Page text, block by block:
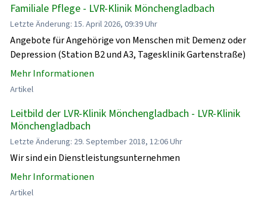
Familiale Pflege - LVR-Klinik Mönchengladbach
Letzte Änderung: 15. April 2026, 09:39 Uhr
Angebote für Angehörige von Menschen mit Demenz oder
Depression (Station B2 und A3, Tagesklinik Gartenstraße)
Mehr Informationen
Artikel
Leitbild der LVR-Klinik Mönchengladbach - LVR-Klinik
Mönchengladbach
Letzte Änderung: 29. September 2018, 12:06 Uhr
Wir sind ein Dienstleistungsunternehmen
Mehr Informationen
Artikel